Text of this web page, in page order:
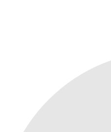
Παιδικά σερβίτσια